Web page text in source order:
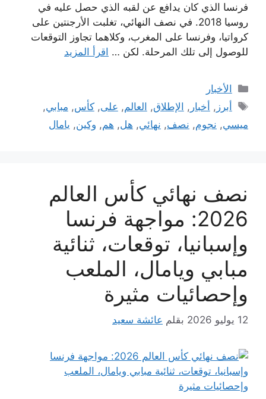
فرنسا الذي كان يدافع عن لقبه الذي حصل عليه في
روسيا 2018. في نصف النهائي، تغلبت الأرجنتين على
كرواتيا، وفرنسا على المغرب، وكلاهما تجاوز التوقعات
للوصول إلى تلك المرحلة. لكن … اقرأ المزيد
التصنيفات
الأخبار
الوسوم
أبرز , أخبار , الإطلاق, العالم, على,كأس, مبابي,
ميسي, نجوم, نصف, نهائي, هل, هم, وكين, يامال
نصف نهائي كأس العالم
2026: مواجهة فرنسا
وإسبانيا، توقعات، ثنائية
مبابي ويامال، الملعب
وإحصائيات مثيرة
12 يوليو 2026 بقلم عائشة سعيد